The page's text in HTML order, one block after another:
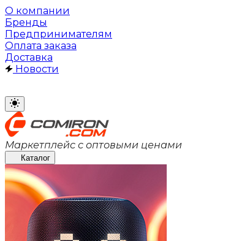
О компании
Бренды
Предпринимателям
Оплата заказа
Доставка
Новости
Маркетплейс с оптовыми ценами
Каталог